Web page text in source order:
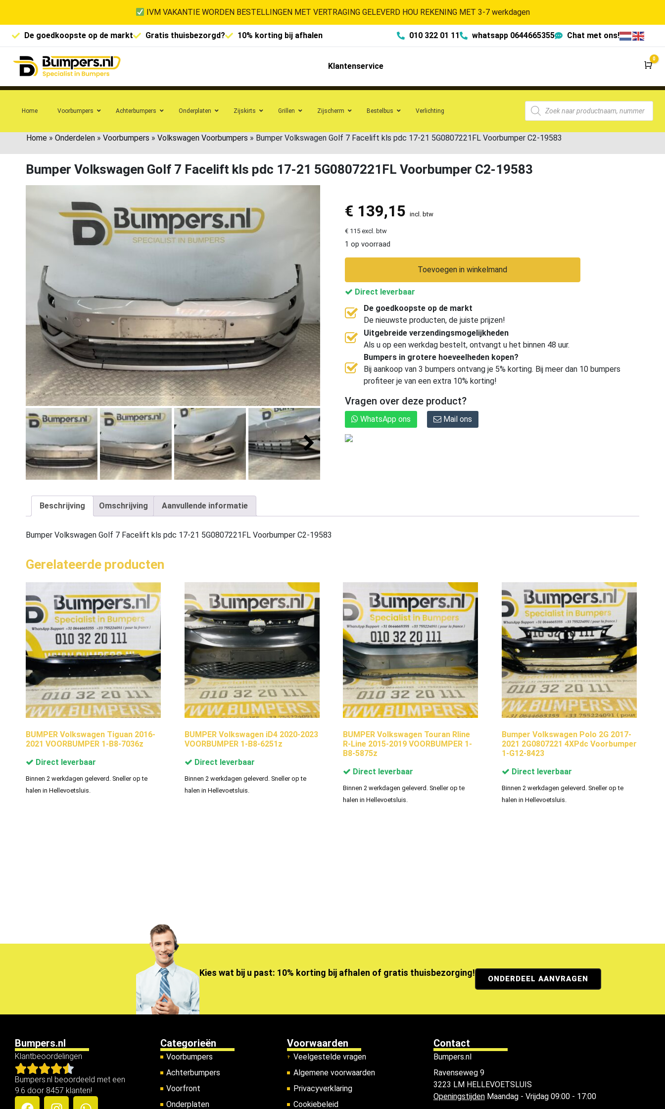
IVM VAKANTIE WORDEN BESTELLINGEN MET VERTRAGING GELEVERD HOU REKENING MET 3-7 werkdagen
De goedkoopste op de markt Gratis thuisbezorgd? 10% korting bij afhalen 010 322 01 11 whatsapp 0644665355 Chat met ons!
Klantenservice
0
Home Voorbumpers Achterbumpers Onderplaten Zijskirts Grillen Zijscherm Bestelbus Verlichting
Home » Onderdelen » Voorbumpers » Volkswagen Voorbumpers » Bumper Volkswagen Golf 7 Facelift kls pdc 17-21 5G0807221FL Voorbumper C2-19583
Bumper Volkswagen Golf 7 Facelift kls pdc 17-21 5G0807221FL Voorbumper C2-19583
€ 139,15 incl. btw
€ 115 excl. btw
1 op voorraad
Toevoegen in winkelmand
Direct leverbaar
De goedkoopste op de markt
De nieuwste producten, de juiste prijzen!
Uitgebreide verzendingsmogelijkheden
Als u op een werkdag bestelt, ontvangt u het binnen 48 uur.
Bumpers in grotere hoeveelheden kopen?
Bij aankoop van 3 bumpers ontvang je 5% korting. Bij meer dan 10 bumpers
profiteer je van een extra 10% korting!
Vragen over deze product?
WhatsApp ons Mail ons
Beschrijving Omschrijving Aanvullende informatie
Bumper Volkswagen Golf 7 Facelift kls pdc 17-21 5G0807221FL Voorbumper C2-19583
Gerelateerde producten
BUMPER Volkswagen Tiguan 2016-
2021 VOORBUMPER 1-B8-7036z
Direct leverbaar
Binnen 2 werkdagen geleverd. Sneller op te
halen in Hellevoetsluis.
BUMPER Volkswagen iD4 2020-2023
VOORBUMPER 1-B8-6251z
Direct leverbaar
Binnen 2 werkdagen geleverd. Sneller op te
halen in Hellevoetsluis.
BUMPER Volkswagen Touran Rline
R-Line 2015-2019 VOORBUMPER 1-
B8-5875z
Direct leverbaar
Binnen 2 werkdagen geleverd. Sneller op te
halen in Hellevoetsluis.
Bumper Volkswagen Polo 2G 2017-
2021 2G0807221 4XPdc Voorbumper
1-G12-8423
Direct leverbaar
Binnen 2 werkdagen geleverd. Sneller op te
halen in Hellevoetsluis.
Kies wat bij u past: 10% korting bij afhalen of gratis thuisbezorging!
ONDERDEEL AANVRAGEN
Bumpers.nl
Klantbeoordelingen
Bumpers.nl beoordeeld met een
9.6 door 8457 klanten!
Categorieën
Voorbumpers
Achterbumpers
Voorfront
Onderplaten
Voorwaarden
Veelgestelde vragen
Algemene voorwaarden
Privacyverklaring
Cookiebeleid
Contact
Bumpers.nl
Ravenseweg 9
3223 LM HELLEVOETSLUIS
OpeningstijdenMaandag - Vrijdag 09:00 - 17:00